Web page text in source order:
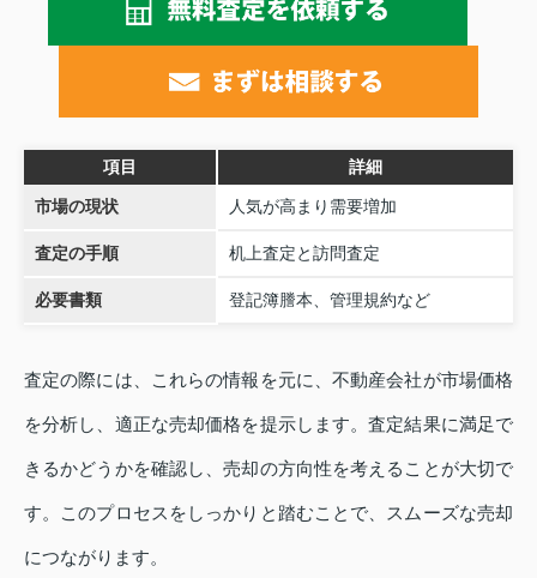
項目 詳細
市場の現状 人気が高まり需要増加
査定の手順 机上査定と訪問査定
必要書類 登記簿謄本、管理規約など
査定の際には、これらの情報を元に、不動産会社が市場価格
を分析し、適正な売却価格を提示します。査定結果に満足で
きるかどうかを確認し、売却の方向性を考えることが大切で
す。このプロセスをしっかりと踏むことで、スムーズな売却
につながります。